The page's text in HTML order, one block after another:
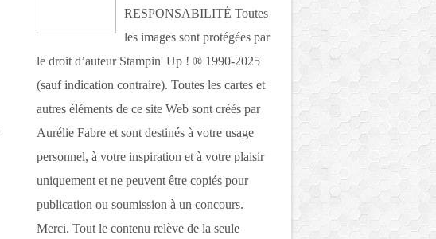
RESPONSABILITÉ Toutes
les images sont protégées par
le droit d’auteur Stampin' Up ! ® 1990-2025
(sauf indication contraire). Toutes les cartes et
autres éléments de ce site Web sont créés par
Aurélie Fabre et sont destinés à votre usage
personnel, à votre inspiration et à votre plaisir
uniquement et ne peuvent être copiés pour
publication ou soumission à un concours.
Merci. Tout le contenu relève de la seule